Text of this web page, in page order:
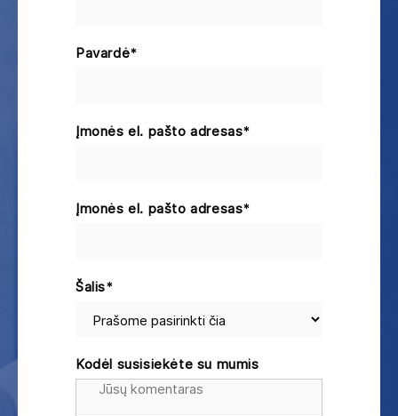
Pavardė*
Įmonės el. pašto adresas*
Įmonės el. pašto adresas*
Šalis*
Kodėl susisiekėte su mumis